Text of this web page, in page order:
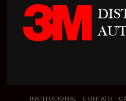
INSTITUCIONAL CONTATO